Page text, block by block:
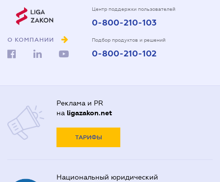
О КОМПАНИИ
Центр поддержки пользователей
0-800-210-103
Подбор продуктов и решений
0-800-210-102
Реклама и PR
на ligazakon.net
ТАРИФЫ
Национальный юридический